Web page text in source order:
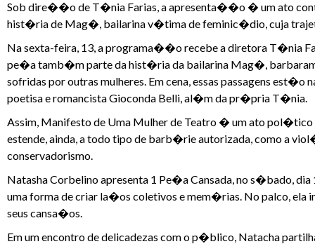
Sob dire��o de T�nia Farias, a apresenta��o � um ato
hist�ria de Mag�, bailarina v�tima de feminic�dio, cuja
Na sexta-feira, 13, a programa��o recebe a diretora T�nia
pe�a tamb�m parte da hist�ria da bailarina Mag�,
sofridas por outras mulheres. Em cena, essas passagens est�o
poetisa e romancista Gioconda Belli, al�m da pr�pria T�nia.
Assim, Manifesto de Uma Mulher de Teatro � um ato
estende, ainda, a todo tipo de barb�rie autorizada, como a
conservadorismo.
Natasha Corbelino apresenta 1 Pe�a Cansada, no s�bado,
uma forma de criar la�os coletivos e mem�rias. No palco, ela
seus cansa�os.
Em um encontro de delicadezas com o p�blico, Natacha